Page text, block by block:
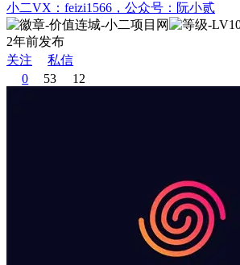
小二VX：feizi1566，公众号：阮小贰
2年前发布
关注
私信
0
53 12